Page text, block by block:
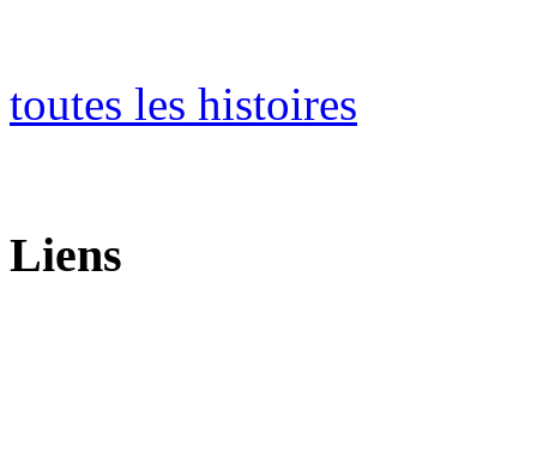
toutes les histoires
Liens